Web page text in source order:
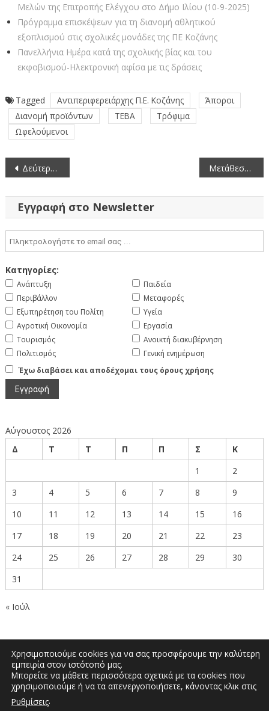
Μελών της Επιτροπής Ελέγχου στο Δήμο Ιλίου (10-9-2025)
Πρόγραμμα επισκέψεων για τη διανομή αθλητικού
εξοπλισμού στις σχολικές μονάδες της ΠΕ Κοζάνης
Πανελλήνια Ημέρα κατά της σχολικής βίας και του
εκφοβισμού-Ηλεκτρονική αφίσα με τις δράσεις
Tagged Αντιπεριφερειάρχης Π.Ε. Κοζάνης
Άποροι
Διανομή προϊόντων
ΤΕΒΑ
Τρόφιμα
Ωφελούμενοι
Πλοήγηση
άρθρων
Δεύτερη διανομή τροφίμων και Βασικής Υλικής Συνδρομής από την Π.Ε. Κοζάνης στα πλαίσια του Προγράμματος ΤΕΒΑ σε συνεργασία με τον Δήμο Σερβίων και τον Δήμο Βελβεντού (6-3-2020) Μετάθεση καταληκτικής ημερομηνίας υποβολής προσφορών της παροχής υπηρεσιών ετήσιας ασφάλισης 39 επιβατικών οχημάτων και μηχανημάτων έργου αρμοδιότητας της Δ/νσης Τεχνικών έργων της Περιφερειακής Ενότητας Κοζάνης και Δ/νσης Διοίκησης προϋπολογισμού 8.700,00 €
Εγγραφή στο Newsletter
Κατηγορίες:
Ανάπτυξη
Περιβάλλον
Εξυπηρέτηση του Πολίτη
Αγροτική Οικονομία
Τουρισμός
Πολιτισμός
Παιδεία
Μεταφορές
Υγεία
Εργασία
Ανοικτή διακυβέρνηση
Γενική ενημέρωση
Έχω διαβάσει και αποδέχομαι τους όρους χρήσης
Αύγουστος 2026
Δ
Τ Τ Π Π Σ
Κ
1
2
3
4 5 6 7 8
9
10
11 12 13 14 15
16
17
18 19 20 21 22
23
24
25 26 27 28 29
30
31
« Ιούλ
Δημοκρατίας 27, Κοζάνη 50100 | Τηλέφωνο:
2461351590 | Email: info.kozani@pdm.gov.gr
Χρησιμοποιούμε cookies για να σας προσφέρουμε την καλύτερη
εμπειρία στον ιστότοπό μας.
Μπορείτε να μάθετε περισσότερα σχετικά με τα cookies που
χρησιμοποιούμε ή να τα απενεργοποιήσετε, κάνοντας κλικ στις
Ρυθμίσεις.